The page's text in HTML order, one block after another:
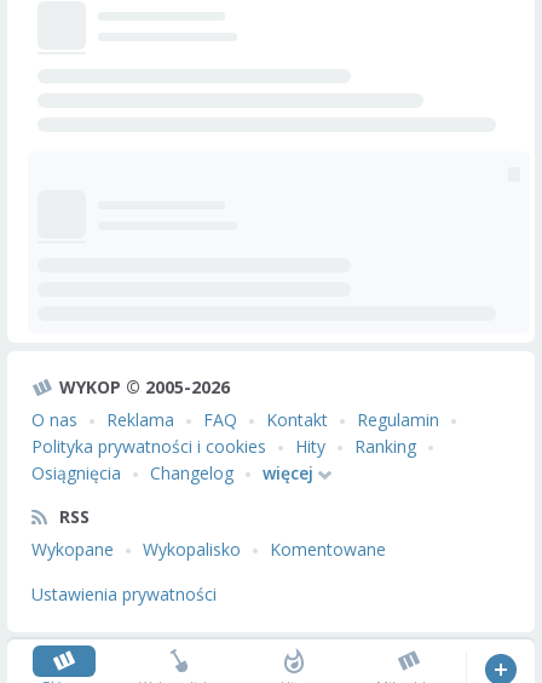
WYKOP © 2005-2026
O nas
Reklama FAQ Kontakt
Regulamin
Polityka prywatności i cookies
Hity
Ranking
Osiągnięcia
Changelog
więcej
RSS
Wykopane
Wykopalisko
Komentowane
Ustawienia prywatności